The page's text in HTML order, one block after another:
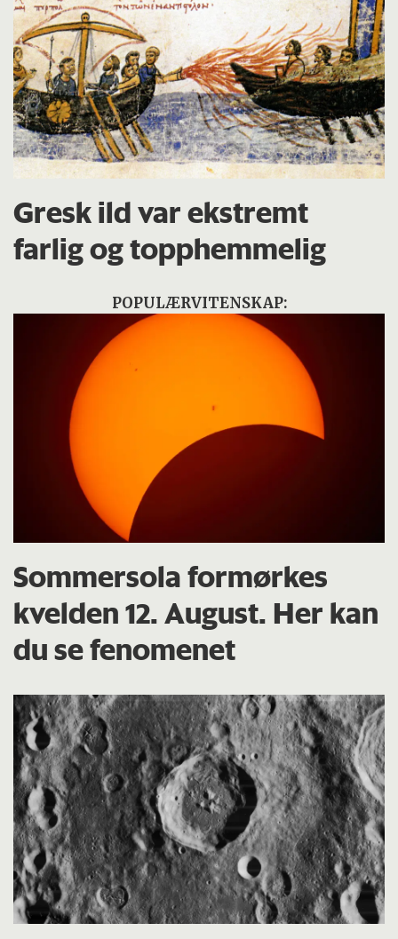
Gresk ild var ekstremt
farlig og topphemmelig
POPULÆRVITENSKAP:
Sommersola formørkes
kvelden 12. August. Her kan
du se fenomenet